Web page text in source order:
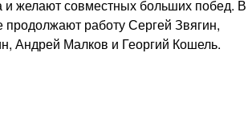
и желают совместных больших побед. В
продолжают работу Сергей Звягин,
Андрей Малков и Георгий Кошель.